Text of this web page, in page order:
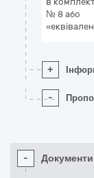
№ 8 або
+
-
-